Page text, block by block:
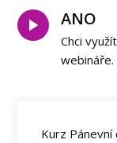
ANO
Chci využít
webináře.
Kurz